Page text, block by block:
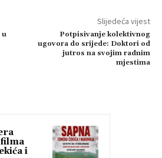
u
Slijedeća vijest
Potpisivanje kolektivnog
ugovora do srijede: Doktori od
jutros na svojim radnim
mjestima
i